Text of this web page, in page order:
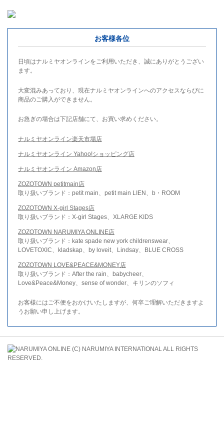
お客様各位
日頃はナルミヤオンラインをご利用いただき、誠にありがとうござい
ます。
大変混みあっており、現在ナルミヤオンラインへのアクセスならびに
商品のご購入ができません。
お急ぎの場合は下記店舗にて、お買い求めください。
ナルミヤオンライン楽天市場店
ナルミヤオンライン Yahoo!ショッピング店
ナルミヤオンライン Amazon店
ZOZOTOWN petitmain店
取り扱いブランド：petit main、petit main LIEN、b・ROOM
ZOZOTOWN X-girl Stages店
取り扱いブランド：X-girl Stages、XLARGE KIDS
ZOZOTOWN NARUMIYA ONLINE店
取り扱いブランド：kate spade new york childrenswear、
LOVETOXIC、kladskap、by loveit、Lindsay、BLUE CROSS
ZOZOTOWN LOVE&PEACE&MONEY店
取り扱いブランド：After the rain、babycheer、
Love&Peace&Money、sense of wonder、キリンのソフィ
お客様にはご不便をおかけいたしますが、何卒ご理解いただきますよ
うお願い申し上げます。